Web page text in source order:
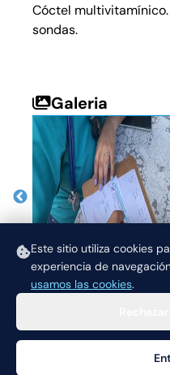
Este sitio utiliza cookies
experiencia de
usamos las cookies.
Cóctel
sondas.
Galeria